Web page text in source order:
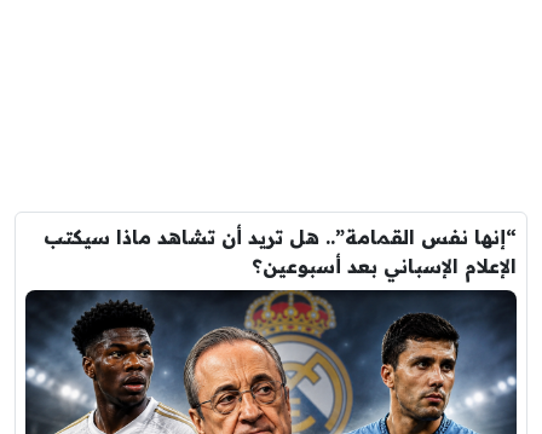
“إنها نفس القمامة”.. هل تريد أن تشاهد ماذا سيكتب
الإعلام الإسباني بعد أسبوعين؟